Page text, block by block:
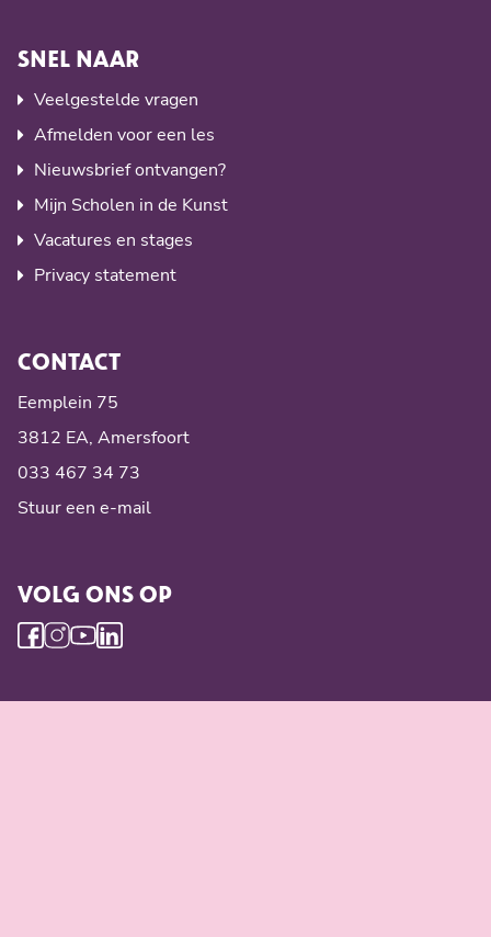
SNEL NAAR
Veelgestelde vragen
Afmelden voor een les
Nieuwsbrief ontvangen?
Mijn Scholen in de Kunst
Vacatures en stages
Privacy statement
CONTACT
Eemplein 75
3812 EA, Amersfoort
033 467 34 73
Stuur een e-mail
VOLG ONS OP